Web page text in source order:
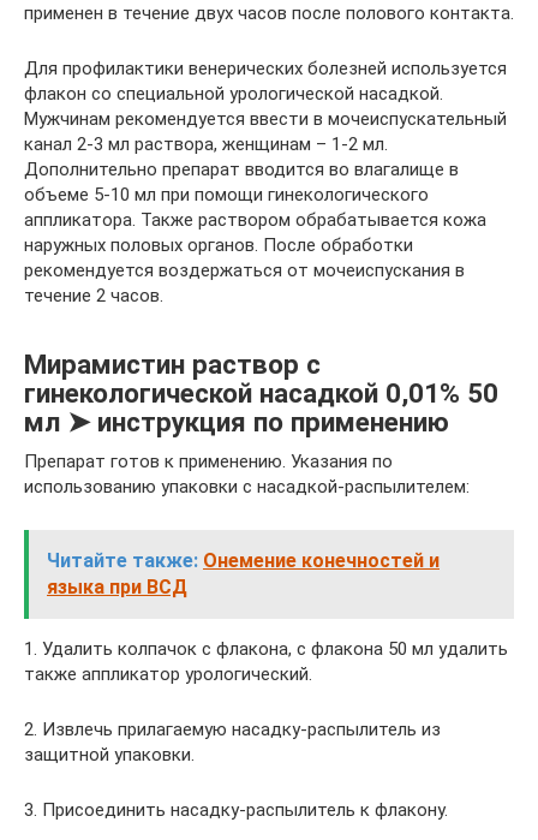
применен в течение двух часов после полового контакта.
Для профилактики венерических болезней используется
флакон со специальной урологической насадкой.
Мужчинам рекомендуется ввести в мочеиспускательный
канал 2-3 мл раствора, женщинам – 1-2 мл.
Дополнительно препарат вводится во влагалище в
объеме 5-10 мл при помощи гинекологического
аппликатора. Также раствором обрабатывается кожа
наружных половых органов. После обработки
рекомендуется воздержаться от мочеиспускания в
течение 2 часов.
Мирамистин раствор с
гинекологической насадкой 0,01% 50
мл ➤ инструкция по применению
Препарат готов к применению. Указания по
использованию упаковки с насадкой-распылителем:
Читайте также: Онемение конечностей и
языка при ВСД
1. Удалить колпачок с флакона, с флакона 50 мл удалить
также аппликатор урологический.
2. Извлечь прилагаемую насадку-распылитель из
защитной упаковки.
3. Присоединить насадку-распылитель к флакону.